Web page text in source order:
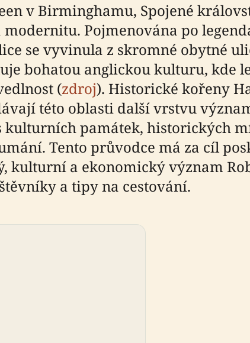
v Birminghamu, Spojené
Pojmenována po
se vyvinula z skromné obytné
bohatou anglickou kulturu, kde
(zdroj). Historické kořeny
této oblasti další vrstvu
kulturních památek, historických
Tento průvodce má za cíl
a ekonomický význam
a tipy na cestování.